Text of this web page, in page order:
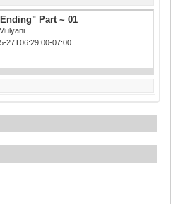
Part ~ 01
27T06:29:00-07:00